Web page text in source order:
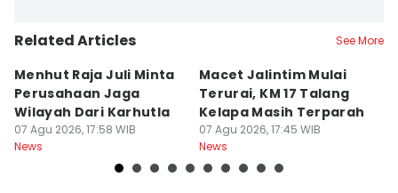
Related Articles See More
Menhut Raja Juli Minta
Perusahaan Jaga
Wilayah Dari Karhutla
07 Agu 2026, 17:58 WIB
News
Macet Jalintim Mulai
Terurai, KM 17 Talang
Kelapa Masih Terparah
07 Agu 2026, 17:45 WIB
News